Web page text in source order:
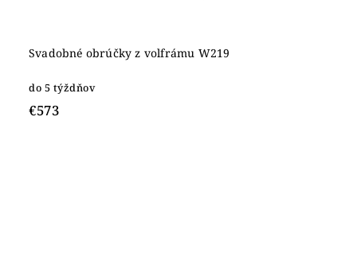
Svadobné obrúčky z volfrámu W219
do 5 týždňov
€573